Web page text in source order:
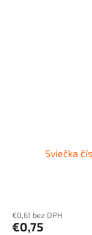
Sviečka
€0,61 bez DPH
€0,75